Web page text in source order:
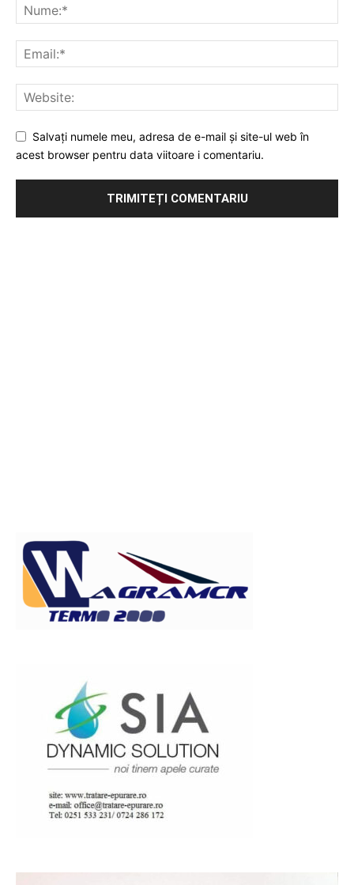
Salvați numele meu, adresa de e-mail și site-ul web în
acest browser pentru data viitoare i comentariu.